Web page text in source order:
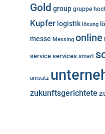
Gold group gruppe
Kupfer logistik lösung
messe Messing online
service services smart
umsatz
zukunftsgerichtete